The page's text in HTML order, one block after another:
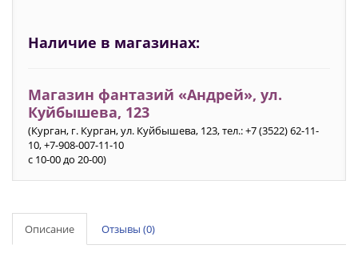
Наличие в магазинах:
Магазин фантазий «Андрей», ул.
Куйбышева, 123
(Курган, г. Курган, ул. Куйбышева, 123, тел.: +7 (3522) 62-11-
10, +7-908-007-11-10
с 10-00 до 20-00)
Описание Отзывы (0)